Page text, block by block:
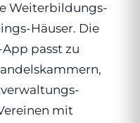
Weiterbildungs-
Häuser. Die
passt zu
mit